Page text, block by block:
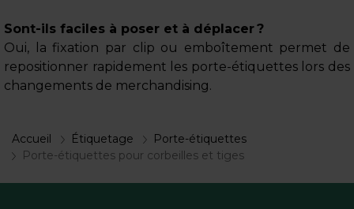
Sont-ils faciles à poser et à déplacer ?
Oui, la fixation par clip ou emboîtement permet de
repositionner rapidement les porte-étiquettes lors des
changements de merchandising.
Accueil Étiquetage
Porte-étiquettes
Porte-étiquettes pour corbeilles et tiges